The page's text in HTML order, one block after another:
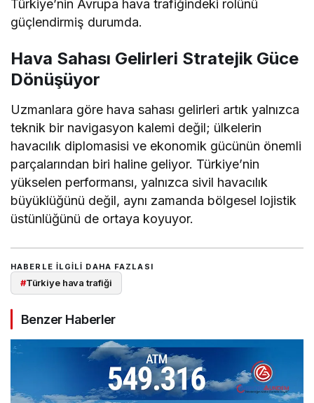
Türkiye’nin Avrupa hava trafiğindeki rolünü
güçlendirmiş durumda.
Hava Sahası Gelirleri Stratejik Güce
Dönüşüyor
Uzmanlara göre hava sahası gelirleri artık yalnızca
teknik bir navigasyon kalemi değil; ülkelerin
havacılık diplomasisi ve ekonomik gücünün önemli
parçalarından biri haline geliyor. Türkiye’nin
yükselen performansı, yalnızca sivil havacılık
büyüklüğünü değil, aynı zamanda bölgesel lojistik
üstünlüğünü de ortaya koyuyor.
HABERLE ILGILI DAHA FAZLASI
#Türkiye hava trafiği
Benzer Haberler